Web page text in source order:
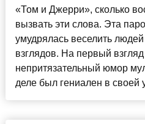
«Том и Джерри», сколько
вызвать эти слова. Эта
умудрялась веселить
взглядов. На первый
непритязательный юмор
деле был гениален в своей